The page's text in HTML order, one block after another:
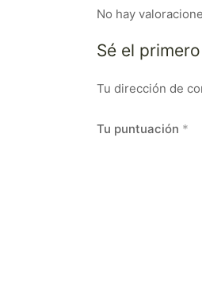
No hay
Sé el
Tu dirección de
Tu puntuación *